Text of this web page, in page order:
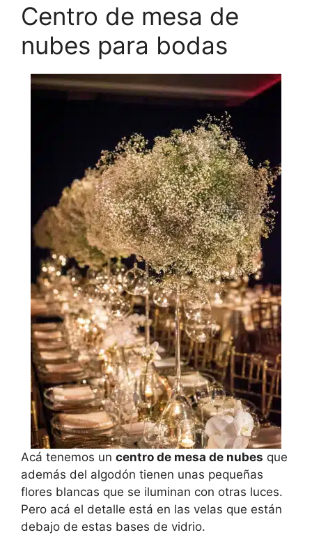
Centro de mesa de
nubes para bodas
Acá tenemos un centro de mesa de nubes que
además del algodón tienen unas pequeñas
flores blancas que se iluminan con otras luces.
Pero acá el detalle está en las velas que están
debajo de estas bases de vidrio.